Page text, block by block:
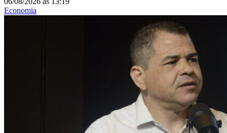
Economia